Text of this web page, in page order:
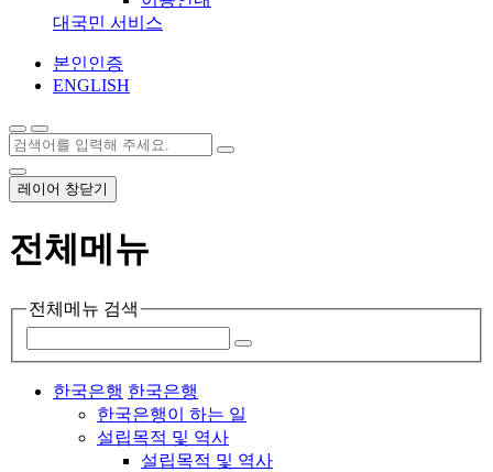
대국민 서비스
본인인증
ENGLISH
레이어 창닫기
전체메뉴
전체메뉴 검색
한국은행 한국은행
한국은행이 하는 일
설립목적 및 역사
설립목적 및 역사